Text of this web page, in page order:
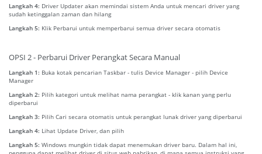
Langkah 4: Driver Updater akan memindai sistem Anda untuk mencari driver yang
sudah ketinggalan zaman dan hilang
Langkah 5: Klik Perbarui untuk memperbarui semua driver secara otomatis
OPSI 2 - Perbarui Driver Perangkat Secara Manual
Langkah 1: Buka kotak pencarian Taskbar - tulis Device Manager - pilih Device
Manager
Langkah 2: Pilih kategori untuk melihat nama perangkat - klik kanan yang perlu
diperbarui
Langkah 3: Pilih Cari secara otomatis untuk perangkat lunak driver yang diperbarui
Langkah 4: Lihat Update Driver, dan pilih
Langkah 5: Windows mungkin tidak dapat menemukan driver baru. Dalam hal ini,